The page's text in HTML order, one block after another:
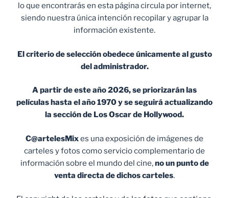
lo que encontrarás en esta página circula por internet,
siendo nuestra única intención recopilar y agrupar la
información existente.
El criterio de selección obedece únicamente al gusto
del administrador.
A partir de este año 2026, se priorizarán las
películas hasta el año 1970 y se seguirá actualizando
la sección de Los Oscar de Hollywood.
C@artelesMixes una exposición de imágenes de
carteles y fotos como servicio complementario de
información sobre el mundo del cine,no un punto de
venta directa de dichos carteles.